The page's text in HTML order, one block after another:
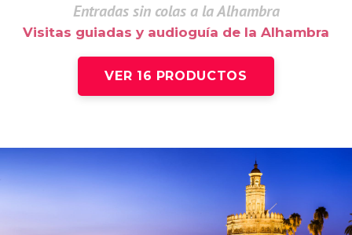
Entradas sin colas a la Alhambra
Visitas guiadas y audioguía de la Alhambra
VER 16 PRODUCTOS